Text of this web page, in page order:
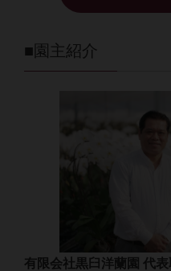
■園主紹介
有限会社黒臼洋蘭園 代